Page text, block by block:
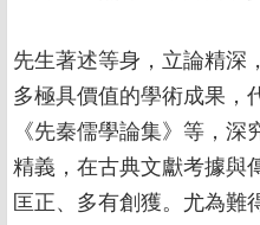
先生著述等身，立論精深
多極具價值的學術成果，
《先秦儒學論集》等，
精義，在古典文獻考據與
匡正、多有創獲。尤為難